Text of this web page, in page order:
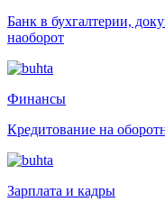
Банк в бухгалтерии,
наоборот
Финансы
Кредитование на
Зарплата и кадры